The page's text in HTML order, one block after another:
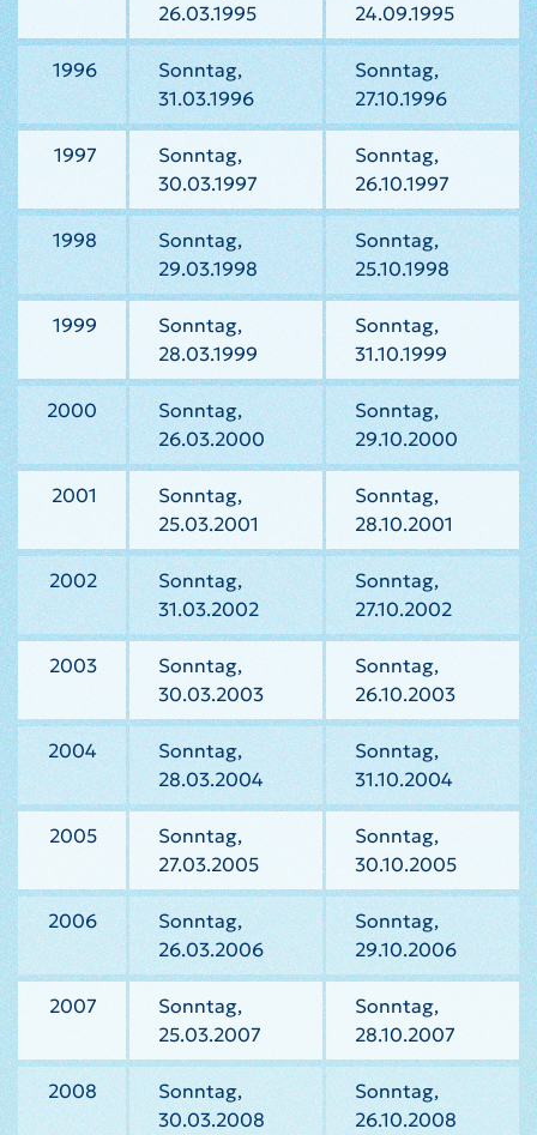
26.03.1995
24.09.1995
1996
Sonntag,
31.03.1996
Sonntag,
27.10.1996
1997
Sonntag,
30.03.1997
Sonntag,
26.10.1997
1998
Sonntag,
29.03.1998
Sonntag,
25.10.1998
1999
Sonntag,
28.03.1999
Sonntag,
31.10.1999
2000
Sonntag,
26.03.2000
Sonntag,
29.10.2000
2001
Sonntag,
25.03.2001
Sonntag,
28.10.2001
2002
Sonntag,
31.03.2002
Sonntag,
27.10.2002
2003
Sonntag,
30.03.2003
Sonntag,
26.10.2003
2004
Sonntag,
28.03.2004
Sonntag,
31.10.2004
2005
Sonntag,
27.03.2005
Sonntag,
30.10.2005
2006
Sonntag,
26.03.2006
Sonntag,
29.10.2006
2007
Sonntag,
25.03.2007
Sonntag,
28.10.2007
2008
Sonntag,
30.03.2008
Sonntag,
26.10.2008